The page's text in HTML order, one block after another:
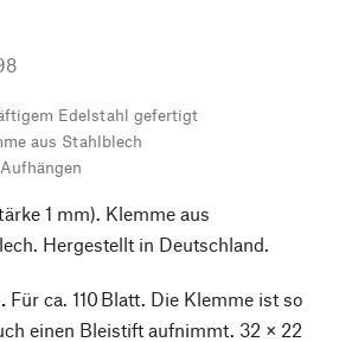
Edelstahl gefertigt
aus Stahlblech
1 mm). Klemme aus
Hergestellt in Deutschland.
Für ca. 110 Blatt. Die Klemme ist so
einen Bleistift aufnimmt. 32 × 22